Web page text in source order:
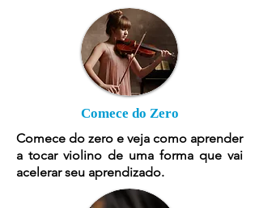
Comece do Zero
Comece do zero e veja como aprender
a tocar violino de uma forma que vai
acelerar seu aprendizado.